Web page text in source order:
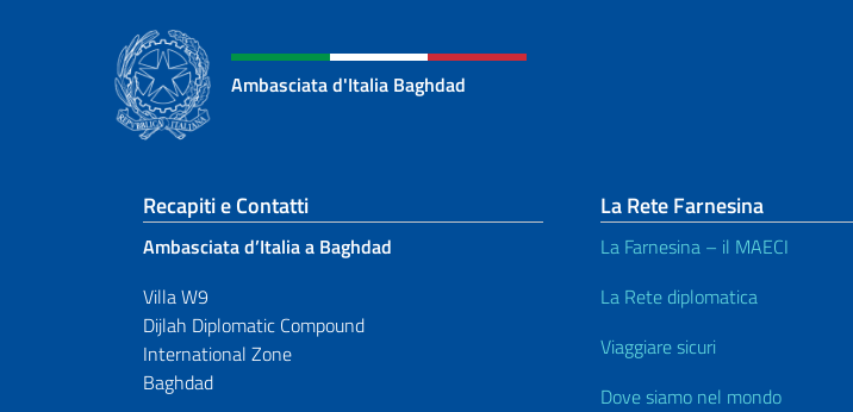
Ambasciata d'Italia Baghdad
Sezione footer
Recapiti e Contatti
Ambasciata d’Italia a Baghdad
Villa W9
Dijlah Diplomatic Compound
International Zone
Baghdad
La Rete Farnesina
La Farnesina – il MAECI
La Rete diplomatica
Viaggiare sicuri
Dove siamo nel mondo